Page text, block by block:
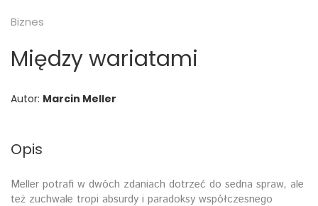
Biznes
Między wariatami
Autor: Marcin Meller
Opis
Meller potrafi w dwóch zdaniach dotrzeć do sedna spraw, ale
też zuchwale tropi absurdy i paradoksy współczesnego